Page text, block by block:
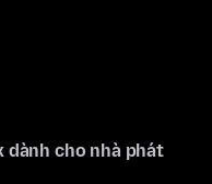
dành cho nhà phát